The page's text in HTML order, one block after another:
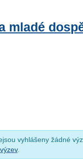
mladé
vyhlášeny žádné
.